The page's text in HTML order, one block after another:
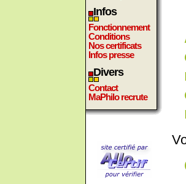
Infos
Fonctionnement
Conditions
Nos certificats
Infos presse
Divers
Contact
MaPhilo recrute